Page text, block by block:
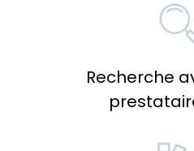
Recherche